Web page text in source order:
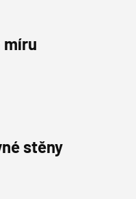
míru
stěny